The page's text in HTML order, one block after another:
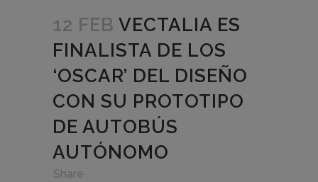
12 FEB VECTALIA ES
FINALISTA DE LOS
‘OSCAR’ DEL DISEÑO
CON SU PROTOTIPO
DE AUTOBÚS
AUTÓNOMO
Share